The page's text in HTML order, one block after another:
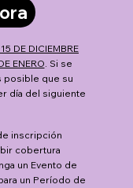
DE DICIEMBRE
ENERO. Si se
posible que su
día del siguiente
inscripción
cobertura
un Evento de
un Período de